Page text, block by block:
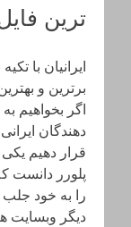
ترین
ایرانیان با
برترین و
اگر بخواهیم
دهندگان
قرار دهیم
پلورر دانست
را به خود
دیگر وبسایت